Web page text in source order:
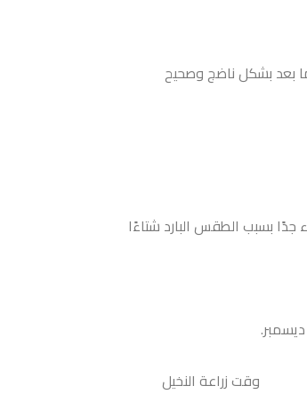
بعد بشكل ناضج وصحيح
جدًا بسبب الطقس البارد شتاءًا